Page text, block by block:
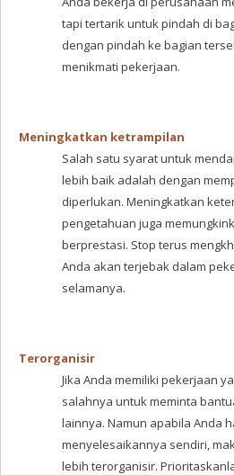
tapi tertarik untuk pindah di
dengan pindah ke bagian
menikmati pekerjaan.
Meningkatkan ketrampilan
Salah satu syarat untuk
lebih baik adalah dengan
diperlukan. Meningkatkan
pengetahuan juga
berprestasi. Stop terus
Anda akan terjebak dalam
selamanya.
Terorganisir
Jika Anda memiliki pekerjaan
salahnya untuk meminta
lainnya. Namun apabila Anda
menyelesaikannya sendiri,
lebih terorganisir.